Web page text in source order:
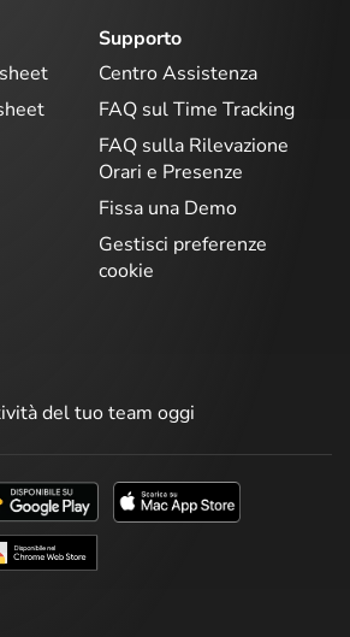
Supporto
Centro Assistenza
FAQ sul Time Tracking
FAQ sulla Rilevazione
Orari e Presenze
Fissa una Demo
Gestisci preferenze
cookie
del tuo team oggi